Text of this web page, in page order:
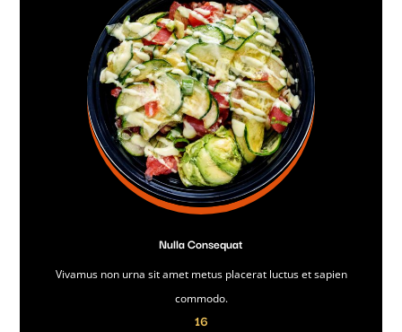
Nulla Consequat
Vivamus non urna sit amet metus placerat luctus et sapien
commodo.
16